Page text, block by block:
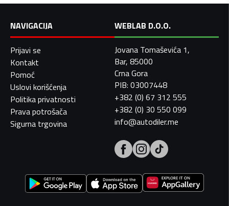
NAVIGACIJA
Prijavi se
Kontakt
Pomoć
Uslovi korišćenja
Politika privatnosti
Prava potrošača
Sigurna trgovina
WEBLAB D.O.O.
Jovana Tomaševića 1,
Bar, 85000
Crna Gora
PIB: 03007448
+382 (0) 67 312 555
+382 (0) 30 550 099
info@autodiler.me